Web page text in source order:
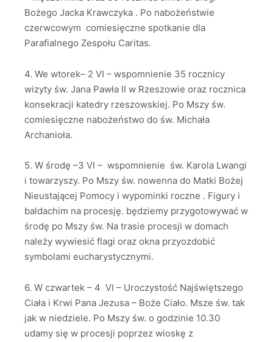
Bożego Jacka Krawczyka . Po nabożeństwie
czerwcowym comiesięczne spotkanie dla
Parafialnego Zespołu Caritas.
4. We wtorek– 2 VI – wspomnienie 35 rocznicy
wizyty św. Jana Pawła II w Rzeszowie oraz rocznica
konsekracji katedry rzeszowskiej. Po Mszy św.
comiesięczne nabożeństwo do św. Michała
Archanioła.
5. W środę –3 VI – wspomnienie św. Karola Lwangi
i towarzyszy. Po Mszy św. nowenna do Matki Bożej
Nieustającej Pomocy i wypominki roczne . Figury i
baldachim na procesję. będziemy przygotowywać w
środę po Mszy św. Na trasie procesji w domach
należy wywiesić flagi oraz okna przyozdobić
symbolami eucharystycznymi.
6. W czwartek – 4 VI – Uroczystość Najświętszego
Ciała i Krwi Pana Jezusa – Boże Ciało. Msze św. tak
jak w niedziele. Po Mszy św. o godzinie 10.30
udamy się w procesji poprzez wioskę z